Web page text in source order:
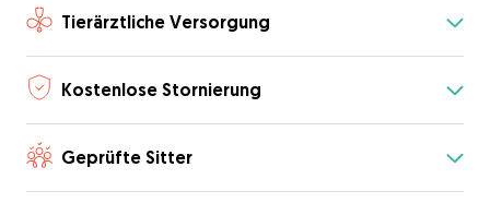
Tierärztliche Versorgung
Kostenlose Stornierung
Geprüfte Sitter